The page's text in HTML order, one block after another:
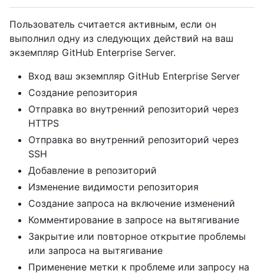
Пользователь считается активным, если он
выполнил одну из следующих действий на ваш
экземпляр GitHub Enterprise Server.
Вход ваш экземпляр GitHub Enterprise Server
Создание репозитория
Отправка во внутренний репозиторий через
HTTPS
Отправка во внутренний репозиторий через
SSH
Добавление в репозиторий
Изменение видимости репозитория
Создание запроса на включение изменений
Комментирование в запросе на вытягивание
Закрытие или повторное открытие проблемы
или запроса на вытягивание
Применение метки к проблеме или запросу на